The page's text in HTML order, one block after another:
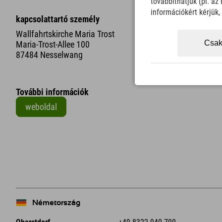
kapcsolattartó személy
Wallfahrtskirche Maria Trost
Maria-Trost-Allee 100
87484 Nesselwang
További információk
weboldal
Németország
információkért